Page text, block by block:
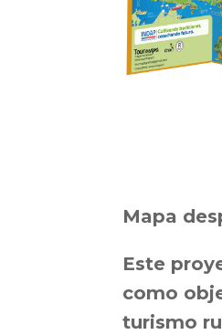
Mapa
Este
como
turismo